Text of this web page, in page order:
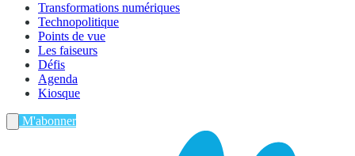
Transformations numériques
Technopolitique
Points de vue
Les faiseurs
Défis
Agenda
Kiosque
M'abonner